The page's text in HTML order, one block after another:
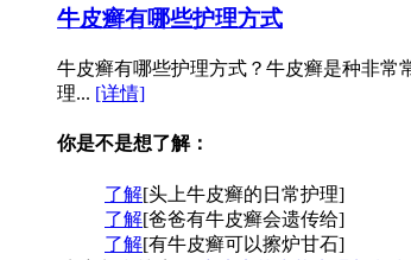
牛皮癣有哪些护理方式
牛皮癣有哪些护理方式？牛皮癣是种非常
理... [详情]
你是不是想了解：
了解[头上牛皮癣的日常护理]
了解[爸爸有牛皮癣会遗传给]
了解[有牛皮癣可以擦炉甘石]